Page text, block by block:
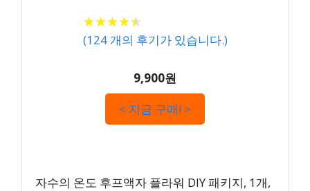
★★★★★
★★★★★
(124개의 후기가 있습니다.)
9,900원
< 지금 구매! >
자수의 온도 후프액자 플라워 DIY 패키지, 1개,